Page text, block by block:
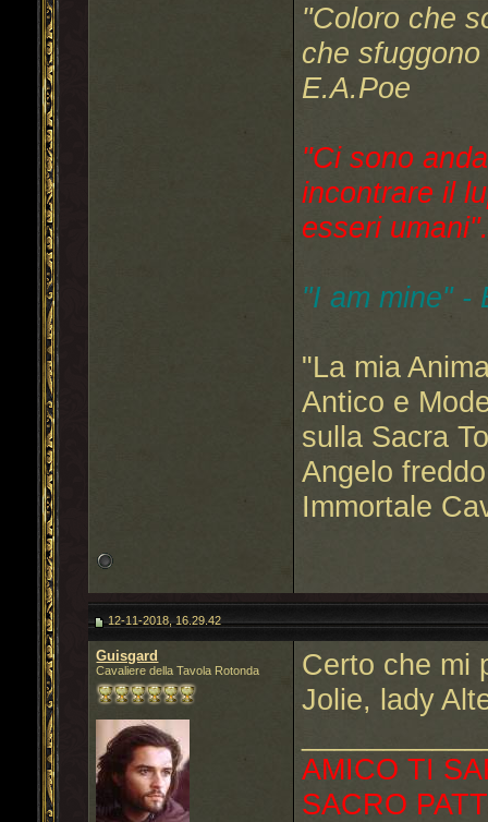
"Coloro che
che
E.A.Poe
"Ci sono
incontrare il
esseri
"I am mine" -
"La mia
Antico e
sulla Sacra
Angelo
Immortale
12-11-2018, 16.29.42
Guisgard
Cavaliere della Tavola Rotonda
Certo che mi
Jolie, lady
AMICO TI
SACRO